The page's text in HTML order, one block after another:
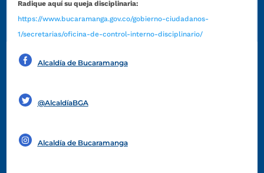
Radique aquí su queja disciplinaria:
https://www.bucaramanga.gov.co/gobierno-ciudadanos-
1/secretarias/oficina-de-control-interno-disciplinario/
Alcaldía de Bucaramanga
@AlcaldíaBGA
Alcaldía de Bucaramanga